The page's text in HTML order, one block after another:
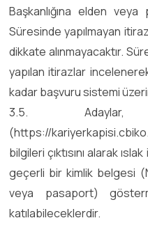
Başkanlığına elden
Süresinde yapılmayan
dikkate alınmayacaktır.
yapılan itirazlar
kadar başvuru sistemi
3.5. Adaylar,
(https://
bilgileri çıktısını alarak
geçerli bir kimlik belgesi
veya pasaport)
katılabileceklerdir.